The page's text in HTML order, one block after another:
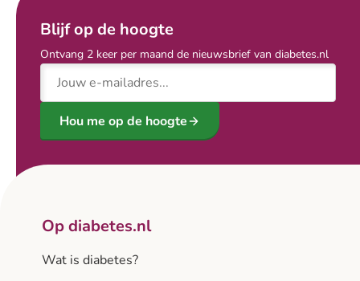
Blijf op de hoogte
Ontvang 2 keer per maand de nieuwsbrief van diabetes.nl
E-mailadres
Hou me op de hoogte
Op diabetes.nl
Wat is diabetes?